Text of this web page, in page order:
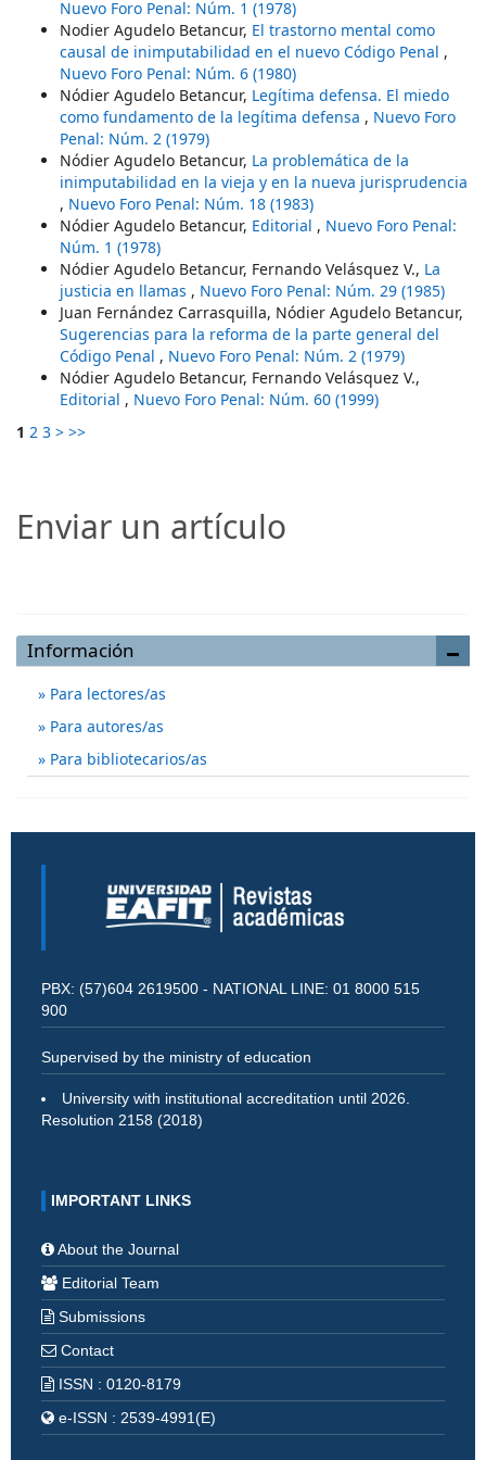
Nuevo Foro Penal: Núm. 1 (1978)
Nodier Agudelo Betancur, El trastorno mental como
causal de inimputabilidad en el nuevo Código Penal ,
Nuevo Foro Penal: Núm. 6 (1980)
Nódier Agudelo Betancur, Legítima defensa. El miedo
como fundamento de la legítima defensa , Nuevo Foro
Penal: Núm. 2 (1979)
Nódier Agudelo Betancur, La problemática de la
inimputabilidad en la vieja y en la nueva jurisprudencia
, Nuevo Foro Penal: Núm. 18 (1983)
Nódier Agudelo Betancur, Editorial , Nuevo Foro Penal:
Núm. 1 (1978)
Nódier Agudelo Betancur, Fernando Velásquez V., La
justicia en llamas , Nuevo Foro Penal: Núm. 29 (1985)
Juan Fernández Carrasquilla, Nódier Agudelo Betancur,
Sugerencias para la reforma de la parte general del
Código Penal , Nuevo Foro Penal: Núm. 2 (1979)
Nódier Agudelo Betancur, Fernando Velásquez V.,
Editorial , Nuevo Foro Penal: Núm. 60 (1999)
1 2 3 > >>
Enviar un artículo
Información
Para lectores/as
Para autores/as
Para bibliotecarios/as
PBX: (57)604 2619500 - NATIONAL LINE: 01 8000 515
900
Supervised by the ministry of education
University with institutional accreditation until 2026.
Resolution 2158 (2018)
IMPORTANT LINKS
About the Journal
Editorial Team
Submissions
Contact
ISSN : 0120-8179
e-ISSN : 2539-4991(E)